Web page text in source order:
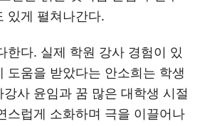
있게 펼쳐나간다.
한다. 실제 학원 강사 경험이 있
도움을 받았다는 안소희는 학생
사 윤임과 꿈 많은 대학생 시절
스럽게 소화하며 극을 이끌어나